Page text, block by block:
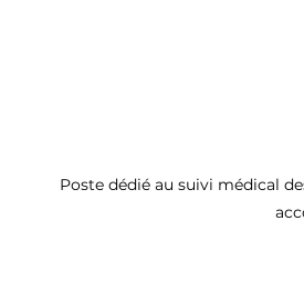
Poste dédié au suivi médical